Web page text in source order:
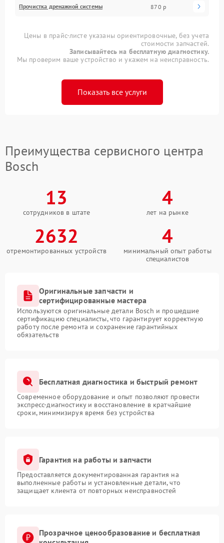
Прочистка дренажной системы 870 р
Цены в прайс-листе указаны ориентировочные, без учета
стоимости запчастей.
Записывайтесь на бесплатную диагностику.
Мы проверим ваше устройство и укажем на неисправность.
Показать все услуги
Преимущества сервисного центра
Bosch
13
сотрудников в штате
4
лет на рынке
2632
отремонтированных устройств
4
минимальный опыт работы
специалистов
Оригинальные запчасти и
сертифицированные мастера
Используются оригинальные детали Bosch и прошедшие
сертификацию специалисты, что гарантирует корректную
работу после ремонта и сохранение гарантийных
обязательств
Бесплатная диагностика и быстрый ремонт
Современное оборудование и опыт позволяют провести
экспресс-диагностику и восстановление в кратчайшие
сроки, минимизируя время без устройства
Гарантия на работы и запчасти
Предоставляется документированная гарантия на
выполненные работы и установленные детали, что
защищает клиента от повторных неисправностей
Прозрачное ценообразование и бесплатная